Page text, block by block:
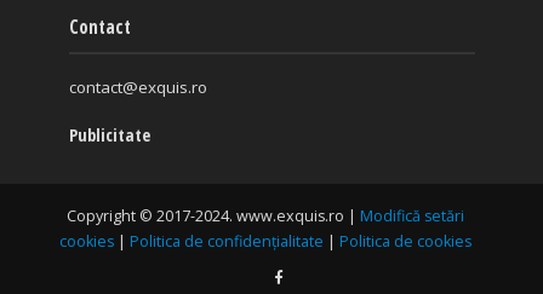
Contact
contact@exquis.ro
Publicitate
Copyright © 2017-2024. www.exquis.ro | Modifică setări
cookies | Politica de confidențialitate | Politica de cookies